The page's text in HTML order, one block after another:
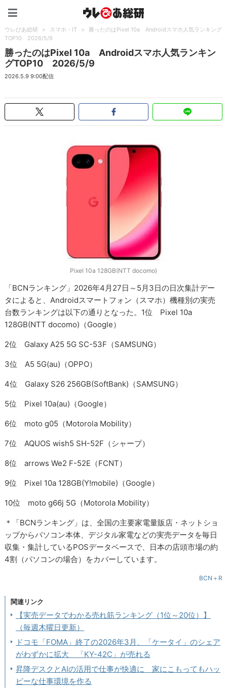
ウレぴあ総研 > スマホ・IT >
勝ったのはPixel 10a Androidスマホ人気ランキング
TOP10 2026/5/9
勝ったのはPixel 10a Androidスマホ人気ランキン
グTOP10 2026/5/9
2026.5.9 9:00配信
Pixel 10a 128GB(NTT docomo)
「BCNランキング」2026年4月27日～5月3日の日次集計デー
タによると、Androidスマートフォン（スマホ）機種別の実売
台数ランキングは以下の通りとなった。1位 Pixel 10a
128GB(NTT docomo)（Google）
2位 Galaxy A25 5G SC-53F（SAMSUNG）
3位 A5 5G(au)（OPPO）
4位 Galaxy S26 256GB(SoftBank)（SAMSUNG）
5位 Pixel 10a(au)（Google）
6位 moto g05（Motorola Mobility）
7位 AQUOS wish5 SH-52F（シャープ）
8位 arrows We2 F-52E（FCNT）
9位 Pixel 10a 128GB(Y!mobile)（Google）
10位 moto g66j 5G（Motorola Mobility）
＊「BCNランキング」は、全国の主要家電量販店・ネットショ
ップからパソコン本体、デジタル家電などの実売データを毎日
収集・集計しているPOSデータベースで、日本の店頭市場の約
4割（パソコンの場合）をカバーしています。
BCN＋R
関連リンク
【実売データでわかる売れ筋ランキング（1位～20位）】
（毎週木曜日更新）
ドコモ「FOMA」終了の2026年3月、「ケータイ」のシェア
がわずかに拡大 「KY-42C」が売れる
昇降デスクとAIの活用で仕事が快適に 家にこもってもハッ
ピーな仕事環境を作る